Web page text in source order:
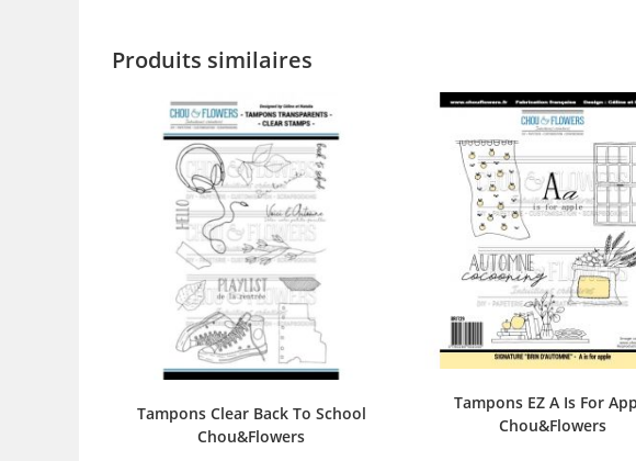
Produits similaires
Tampons Clear Back To School
Chou&Flowers
Tampons EZ A Is For
Chou&Flowers